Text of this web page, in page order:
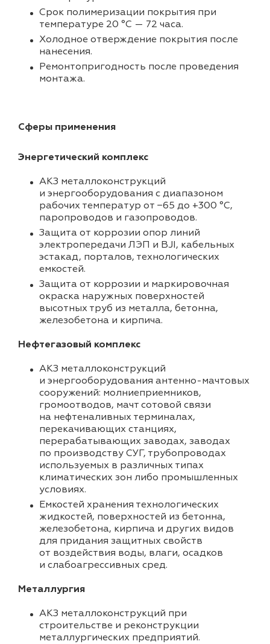
Срок полимеризации покрытия при
температуре 20 °C — 72 часа.
Холодное отверждение покрытия после
нанесения.
Ремонтопригодность после проведения
монтажа.
Сферы применения
Энергетический комплекс
АКЗ металлоконструкций
и энергооборудования с диапазоном
рабочих температур от −65 до +300 °C,
паропроводов и газопроводов.
Защита от коррозии опор линий
электропередачи ЛЭП и BJI, кабельных
эстакад, порталов, технологических
емкостей.
Защита от коррозии и маркировочная
окраска наружных поверхностей
высотных труб из металла, бетонна,
железобетона и кирпича.
Нефтегазовый комплекс
АКЗ металлоконструкций
и энергооборудования антенно-мачтовых
сооружений: молниеприемников,
громоотводов, мачт сотовой связи
на нефтеналивных терминалах,
перекачивающих станциях,
перерабатывающих заводах, заводах
по производству СУГ, трубопроводах
используемых в различных типах
климатических зон либо промышленных
условиях.
Емкостей хранения технологических
жидкостей, поверхностей из бетонна,
железобетона, кирпича и других видов
для придания защитных свойств
от воздействия воды, влаги, осадков
и слабоагрессивных сред.
Металлургия
АКЗ металлоконструкций при
строительстве и реконструкции
металлургических предприятий.